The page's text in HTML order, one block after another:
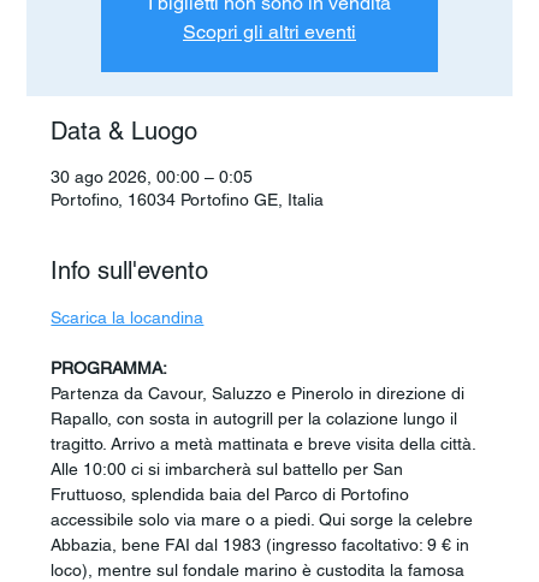
Scopri gli altri eventi
Data & Luogo
30 ago 2026, 00:00 – 0:05
Portofino, 16034 Portofino GE, Italia
Info sull'evento
Scarica la locandina
PROGRAMMA:
Partenza da Cavour, Saluzzo e Pinerolo in direzione di
Rapallo, con sosta in autogrill per la colazione lungo il
tragitto. Arrivo a metà mattinata e breve visita della città.
Alle 10:00 ci si imbarcherà sul battello per San
Fruttuoso, splendida baia del Parco di Portofino
accessibile solo via mare o a piedi. Qui sorge la celebre
Abbazia, bene FAI dal 1983 (ingresso facoltativo: 9 € in
loco), mentre sul fondale marino è custodita la famosa